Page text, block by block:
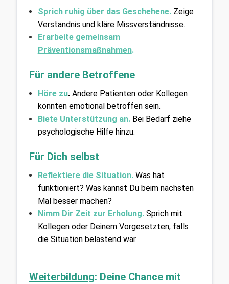
Sprich ruhig über das Geschehene. Zeige
Verständnis und kläre Missverständnisse.
Erarbeite gemeinsam
Präventionsmaßnahmen.
Für andere Betroffene
Höre zu. Andere Patienten oder Kollegen
könnten emotional betroffen sein.
Biete Unterstützung an. Bei Bedarf ziehe
psychologische Hilfe hinzu.
Für Dich selbst
Reflektiere die Situation. Was hat
funktioniert? Was kannst Du beim nächsten
Mal besser machen?
Nimm Dir Zeit zur Erholung. Sprich mit
Kollegen oder Deinem Vorgesetzten, falls
die Situation belastend war.
Weiterbildung: Deine Chance mit